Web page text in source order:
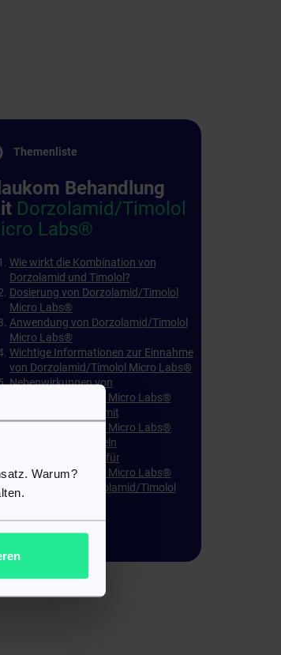
Warum?
Themenliste
Behandlung
Dorzolamid/Timolol
Labs®
Wie wirkt die Kombination von
Dorzolamid und Timolol?
Dosierung von Dorzolamid/Timolol
Micro Labs®
Anwendung von Dorzolamid/Timolol
Micro Labs®
Wichtige Informationen zur Einnahme
von Dorzolamid/Timolol Micro Labs®
Nebenwirkungen von
Dorzolamid/Timolol Micro Labs®
Verträglichkeit von mit
Dorzolamid/Timolol Micro Labs®
anderen Arzneimitteln
Kontraindikationen für
Dorzolamid/Timolol Micro Labs®
Lagerung von Dorzolamid/Timolol
Packungsbeilage